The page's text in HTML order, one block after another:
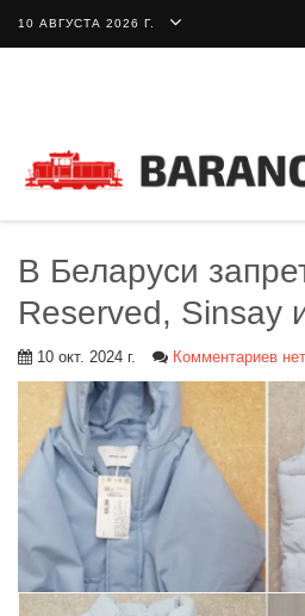
10 АВГУСТА 2026 Г.
В Беларуси
Reserved, Sinsay
10 окт. 2024 г. Комментариев нет